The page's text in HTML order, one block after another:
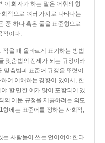
이 화자가 하는 말은 어휘의 형
적으로 여러 가지로 나타나는
중 하나 혹은 둘을 표준형으로
적이다.
을 때 올바르게 표기하는 방법
맞춤법의 전제가 되는 규정이라
맞춤법과 표준어 규정을 뚜렷이
여 이해하는 경향이 있어서, 한
할 만한 예가 많이 포함되어 있
의 어문 규정을 제공하려는 의도
항에는 표준어를 정하는 사회적,
는 사람들이 쓰는 언어여야 한다.